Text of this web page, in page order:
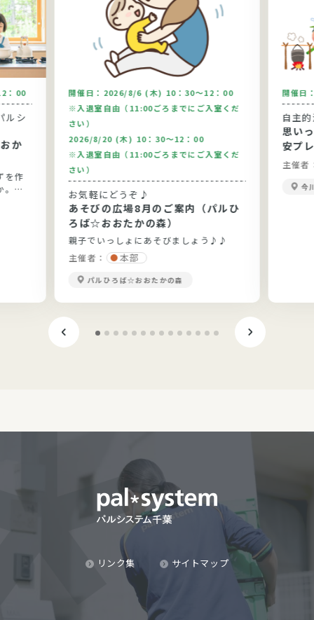
：00
ルシ
を作
。今
開催日： 2026/8/6 (木) 10：30～12：00
※入退室自由（11:00ごろまでにご入室くだ
さい）
2026/8/20 (木) 10：30～12：00
※入退室自由（11:00ごろまでにご入室くだ
さい）
お気軽にどうぞ♪
あそびの広場8月のご案内（パルひ
ろば☆おおたかの森）
親子でいっしょにあそびましょう♪♪
主催者：
本部
パルひろば☆おおたかの森
開催日
自主
思い
安プ
主催者
今
リンク集 サイトマップ